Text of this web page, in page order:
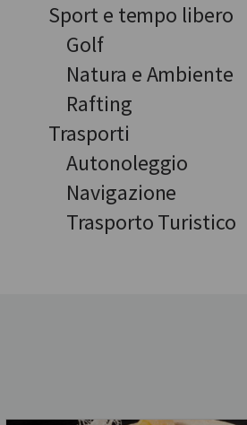
Sport e tempo libero
Golf
Natura e Ambiente
Rafting
Trasporti
Autonoleggio
Navigazione
Trasporto Turistico